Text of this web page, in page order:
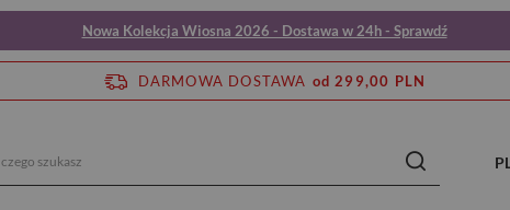
Nowa Kolekcja Wiosna 2026 - Dostawa w 24h - Sprawdź
DARMOWA DOSTAWA od 299,00 PLN